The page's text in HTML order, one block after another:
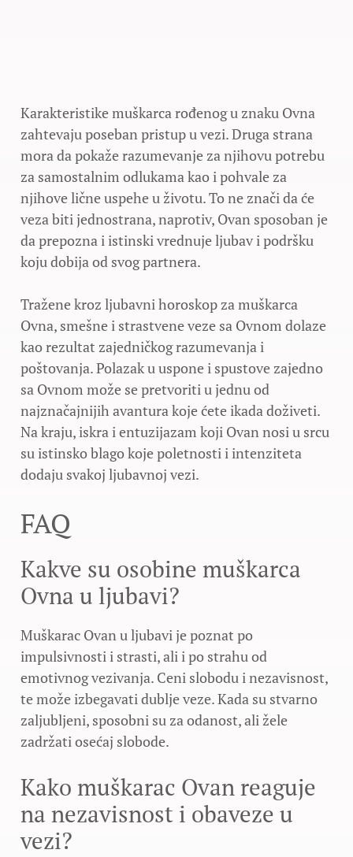
Karakteristike muškarca rođenog u znaku Ovna
zahtevaju poseban pristup u vezi. Druga strana
mora da pokaže razumevanje za njihovu potrebu
za samostalnim odlukama kao i pohvale za
njihove lične uspehe u životu. To ne znači da će
veza biti jednostrana, naprotiv, Ovan sposoban je
da prepozna i istinski vrednuje ljubav i podršku
koju dobija od svog partnera.
Tražene kroz ljubavni horoskop za muškarca
Ovna, smešne i strastvene veze sa Ovnom dolaze
kao rezultat zajedničkog razumevanja i
poštovanja. Polazak u uspone i spustove zajedno
sa Ovnom može se pretvoriti u jednu od
najznačajnijih avantura koje ćete ikada doživeti.
Na kraju, iskra i entuzijazam koji Ovan nosi u srcu
su istinsko blago koje poletnosti i intenziteta
dodaju svakoj ljubavnoj vezi.
FAQ
Kakve su osobine muškarca
Ovna u ljubavi?
Muškarac Ovan u ljubavi je poznat po
impulsivnosti i strasti, ali i po strahu od
emotivnog vezivanja. Ceni slobodu i nezavisnost,
te može izbegavati dublje veze. Kada su stvarno
zaljubljeni, sposobni su za odanost, ali žele
zadržati osećaj slobode.
Kako muškarac Ovan reaguje
na nezavisnost i obaveze u
vezi?